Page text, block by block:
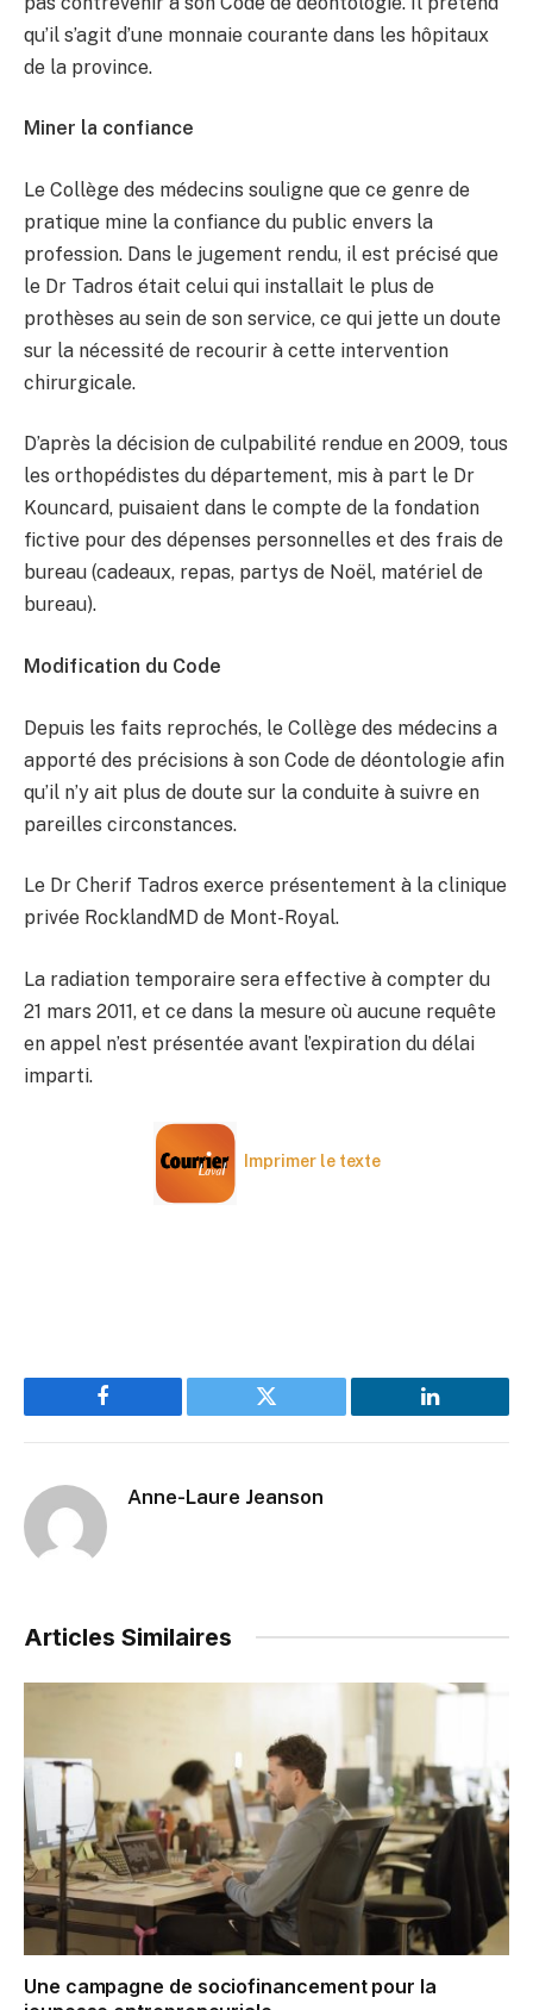
qu’il s’agit d’une monnaie courante dans les hôpitaux
de la province.
Miner la confiance
Le Collège des médecins souligne que ce genre de
pratique mine la confiance du public envers la
profession. Dans le jugement rendu, il est précisé que
le Dr Tadros était celui qui installait le plus de
prothèses au sein de son service, ce qui jette un doute
sur la nécessité de recourir à cette intervention
chirurgicale.
D’après la décision de culpabilité rendue en 2009, tous
les orthopédistes du département, mis à part le Dr
Kouncard, puisaient dans le compte de la fondation
fictive pour des dépenses personnelles et des frais de
bureau (cadeaux, repas, partys de Noël, matériel de
bureau).
Modification du Code
Depuis les faits reprochés, le Collège des médecins a
apporté des précisions à son Code de déontologie afin
qu’il n’y ait plus de doute sur la conduite à suivre en
pareilles circonstances.
Le Dr Cherif Tadros exerce présentement à la clinique
privée RocklandMD de Mont-Royal.
La radiation temporaire sera effective à compter du
21 mars 2011, et ce dans la mesure où aucune requête
en appel n’est présentée avant l’expiration du délai
imparti.
Imprimer le texte
Facebook Twitter LinkedIn
Anne-Laure Jeanson
Articles Similaires
Une campagne de sociofinancement pour la